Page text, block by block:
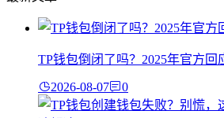
TP钱包倒闭了吗？2025年官方回
2026-08-07 0